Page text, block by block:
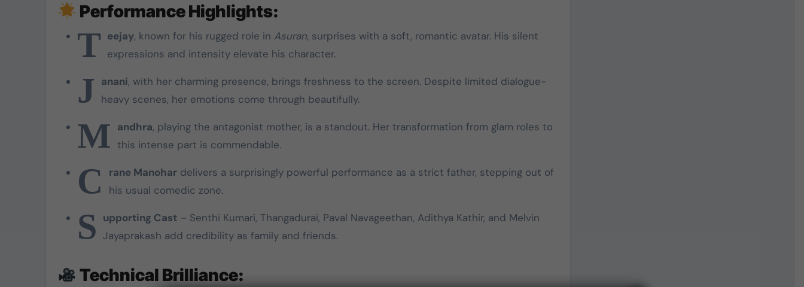
Performance Highlights:
T eejay, known for his rugged role in Asuran, surprises with a soft, romantic avatar. His silent
expressions and intensity elevate his character.
J anani, with her charming presence, brings freshness to the screen. Despite limited dialogue-
heavy scenes, her emotions come through beautifully.
M andhra, playing the antagonist mother, is a standout. Her transformation from glam roles to
this intense part is commendable.
C rane Manohardelivers a surprisingly powerful performance as a strict father, stepping out of
his usual comedic zone.
S upporting Cast– Senthi Kumari, Thangadurai, Paval Navageethan, Adithya Kathir, and Melvin
Jayaprakash add credibility as family and friends.
Technical Brilliance:
எங்களின் அடையாளம்.
எந்த ஆதாயமும் இன்றி
என்னோடு பயணிக்கும்
என் தொண்டர்களின்
உணர்வுகளை
மதிக்கிறேன்.